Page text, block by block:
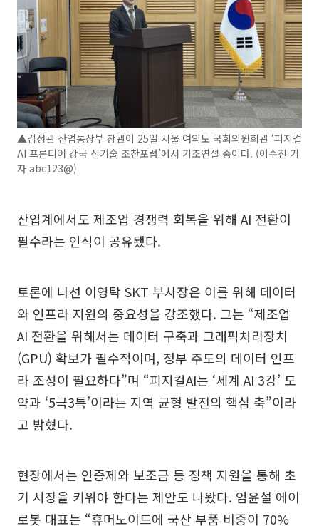
▲김정관 산업통상부 장관이 25일 서울 여의도 국회의원회관 ‘피지컬
AI 프론티어 강국 신기술 조찬포럼’에서 기조연설 중이다. (이수진 기
자 abc123@)
산업계에서도 제조업 경쟁력 회복을 위해 AI 전환이
필수라는 인식이 공유됐다.
토론에 나선 이영탁 SKT 부사장은 이를 위해 데이터
와 인프라 지원의 중요성을 강조했다. 그는 “제조업
AI 전환을 위해서는 데이터 구축과 그래픽처리장치
(GPU) 확보가 필수적이며, 정부 주도의 데이터 인프
라 조성이 필요하다”며 “피지컬AI는 ‘세계 AI 3강’ 도
약과 ‘5극3특’이라는 지역 균형 발전의 핵심 축”이라
고 밝혔다.
현장에서는 인증제와 보조금 등 정책 지원을 통해 초
기 시장을 키워야 한다는 제안도 나왔다. 엄윤설 에이
로봇 대표는 “휴머노이드에 국산 부품 비중이 70%